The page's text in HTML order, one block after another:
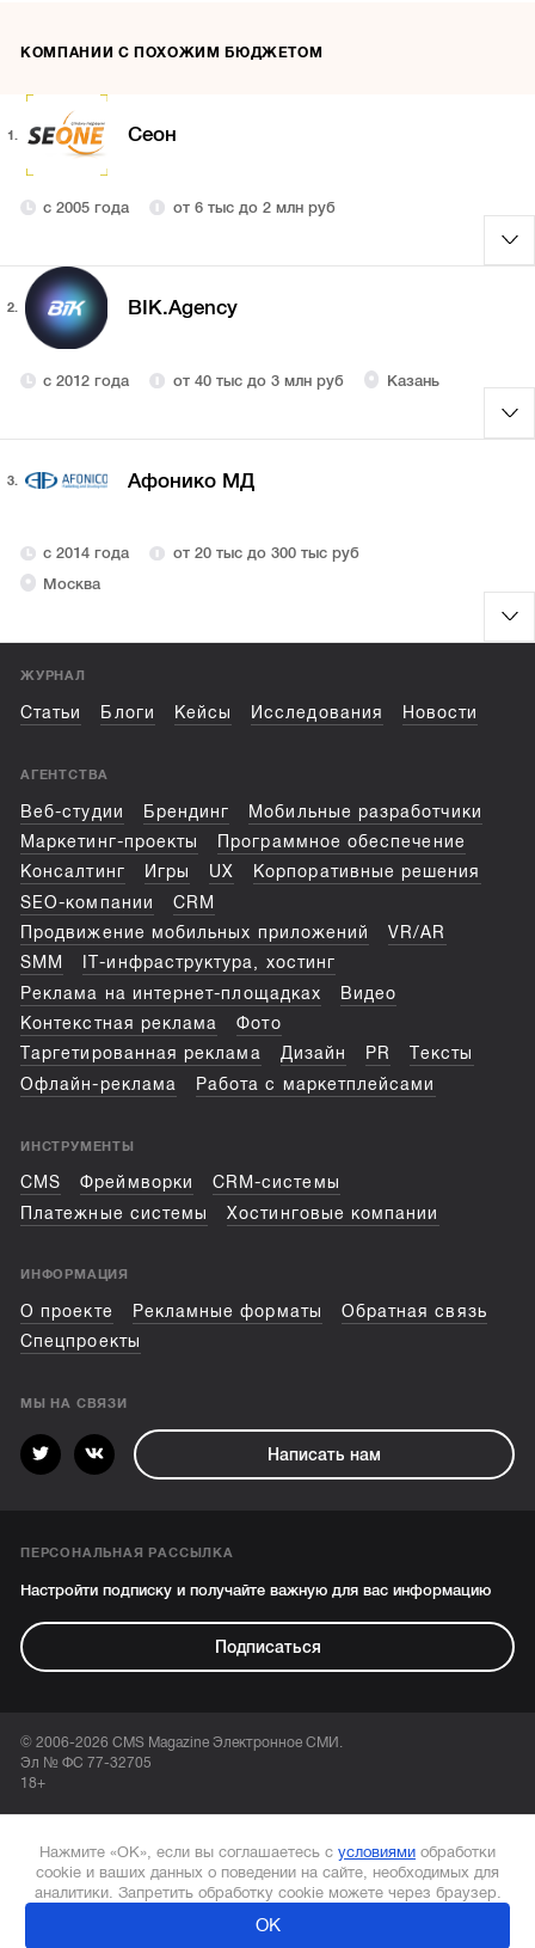
КОМПАНИИ С ПОХОЖИМ БЮДЖЕТОМ
1. Сеон
с 2005 года от 6 тыс до 2 млн руб
2. BIK.Agency
с 2012 года от 40 тыс до 3 млн руб Казань
3. Афонико МД
с 2014 года
от 20 тыс до 300 тыс руб
Москва
ЖУРНАЛ
Статьи Блоги Кейсы Исследования Новости
АГЕНТСТВА
Веб-студии Брендинг
Мобильные разработчики
Маркетинг-проекты
Программное обеспечение
Консалтинг
Игры UX
Корпоративные решения
SEO-компании
CRM
Продвижение мобильных приложений
VR/AR
SMM
IT-инфраструктура, хостинг
Реклама на интернет-площадках
Видео
Контекстная реклама
Фото
Таргетированная реклама
Дизайн PR
Тексты
Офлайн-реклама
Работа с маркетплейсами
ИНСТРУМЕНТЫ
CMS Фреймворки
CRM-системы
Платежные системы
Хостинговые компании
ИНФОРМАЦИЯ
О проекте Рекламные форматы
Обратная связь
Спецпроекты
МЫ НА СВЯЗИ
Написать нам
ПЕРСОНАЛЬНАЯ РАССЫЛКА
Настройти подписку и получайте важную для вас информацию
Подписаться
© 2006-2026 CMS Magazine Электронное СМИ.
Эл № ФС 77-32705
18+
Нажмите «ОК», если вы соглашаетесь с условиями обработки
cookie и ваших данных о поведении на сайте, необходимых для
аналитики. Запретить обработку cookie можете через браузер.
ОК